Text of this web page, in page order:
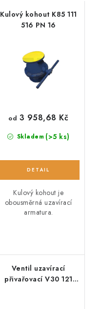
Kulový kohout K85 111
516 PN 16
Skladem (>5 ks)
od 3 958,68 Kč
Kulový kohout je
obousměrná uzavírací
armatura.
Ventil uzavírací
přivařovací V30 121